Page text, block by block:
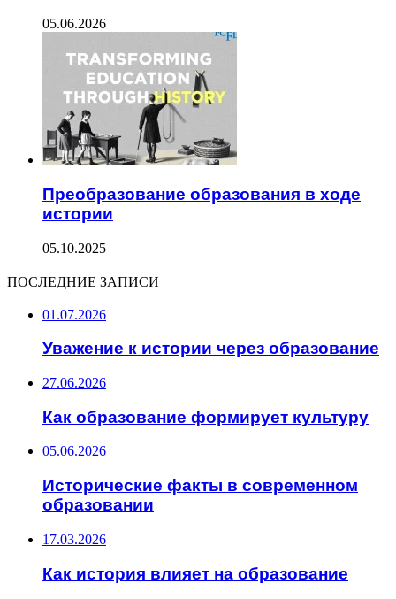
05.06.2026
Преобразование образования в ходе
истории
05.10.2025
ПОСЛЕДНИЕ ЗАПИСИ
01.07.2026
Уважение к истории через образование
27.06.2026
Как образование формирует культуру
05.06.2026
Исторические факты в современном
образовании
17.03.2026
Как история влияет на образование